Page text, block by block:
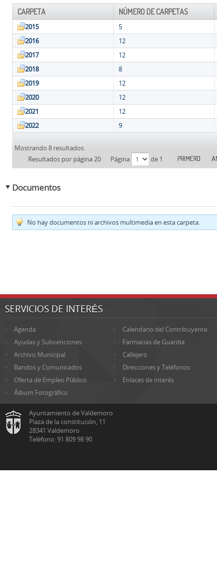
CARPETA NÚMERO DE CARPETAS
2015
5
2016
12
2017
12
2018
8
2019
12
2020
12
2021
12
2022
9
Mostrando 8 resultados.
Resultados por página 20
Página de 1 PRIMERO
Documentos
No hay documentos ni archivos multimedia en esta carpeta.
SERVICIOS DE INTERÉS
Agenda
Calendario del Contribuyente
Ayudas y Subvenciones
Farmacias de Guardia
Archivo Municipal
Callejero
Bandos y Comunicados
Direcciones y Teléfonos
Oferta de Empleo Público
Enlaces de interés
Álbum Fotográfico
Ayuntamiento de Valdemoro
Plaza de la constitución, 11
28341 Valdemoro
Teléfono: 91 809 98 90